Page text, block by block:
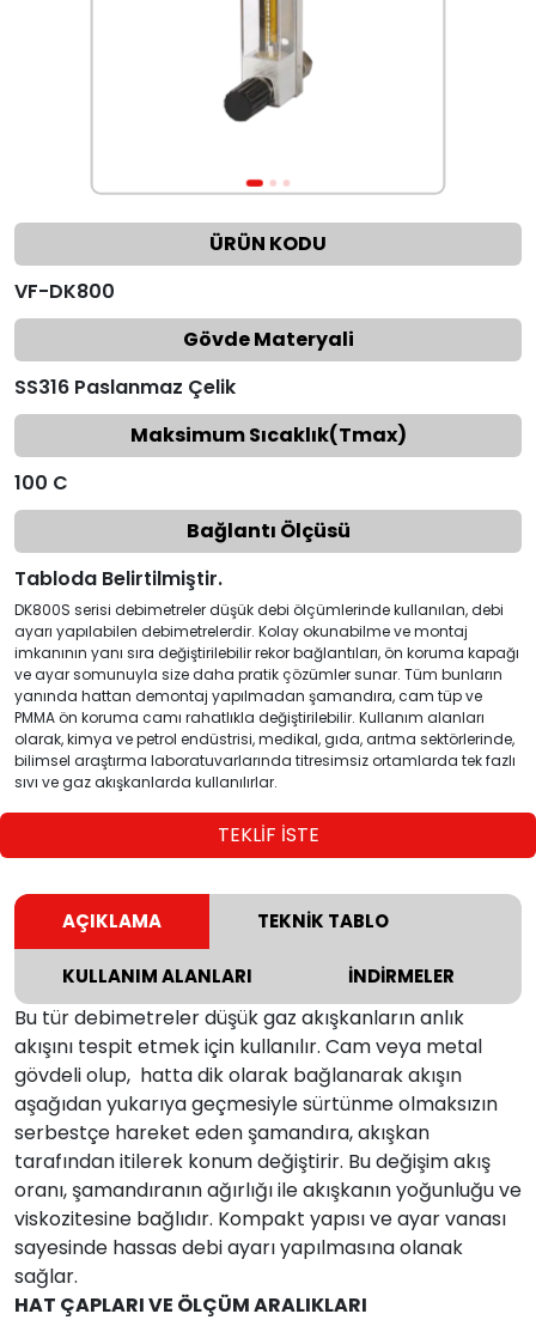
ÜRÜN KODU
VF-DK800
Gövde Materyali
SS316 Paslanmaz Çelik
Maksimum Sıcaklık(Tmax)
100 C
Bağlantı Ölçüsü
Tabloda Belirtilmiştir.
DK800S serisi debimetreler düşük debi ölçümlerinde kullanılan, debi
ayarı yapılabilen debimetrelerdir. Kolay okunabilme ve montaj
imkanının yanı sıra değiştirilebilir rekor bağlantıları, ön koruma kapağı
ve ayar somunuyla size daha pratik çözümler sunar. Tüm bunların
yanında hattan demontaj yapılmadan şamandıra, cam tüp ve
PMMA ön koruma camı rahatlıkla değiştirilebilir. Kullanım alanları
olarak, kimya ve petrol endüstrisi, medikal, gıda, arıtma sektörlerinde,
bilimsel araştırma laboratuvarlarında titresimsiz ortamlarda tek fazlı
sıvı ve gaz akışkanlarda kullanılırlar.
TEKLİF İSTE
AÇIKLAMA TEKNİK TABLO
KULLANIM ALANLARI İNDİRMELER
Bu tür debimetreler düşük gaz akışkanların anlık
akışını tespit etmek için kullanılır. Cam veya metal
gövdeli olup, hatta dik olarak bağlanarak akışın
aşağıdan yukarıya geçmesiyle sürtünme olmaksızın
serbestçe hareket eden şamandıra, akışkan
tarafından itilerek konum değiştirir. Bu değişim akış
oranı, şamandıranın ağırlığı ile akışkanın yoğunluğu ve
viskozitesine bağlıdır. Kompakt yapısı ve ayar vanası
sayesinde hassas debi ayarı yapılmasına olanak
sağlar.
HAT ÇAPLARI VE ÖLÇÜM ARALIKLARI